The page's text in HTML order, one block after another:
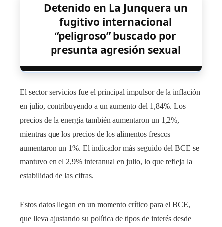
Detenido en La Junquera un
fugitivo internacional
“peligroso” buscado por
presunta agresión sexual
El sector servicios fue el principal impulsor de la inflación
en julio, contribuyendo a un aumento del 1,84%. Los
precios de la energía también aumentaron un 1,2%,
mientras que los precios de los alimentos frescos
aumentaron un 1%. El indicador más seguido del BCE se
mantuvo en el 2,9% interanual en julio, lo que refleja la
estabilidad de las cifras.
Estos datos llegan en un momento crítico para el BCE,
que lleva ajustando su política de tipos de interés desde